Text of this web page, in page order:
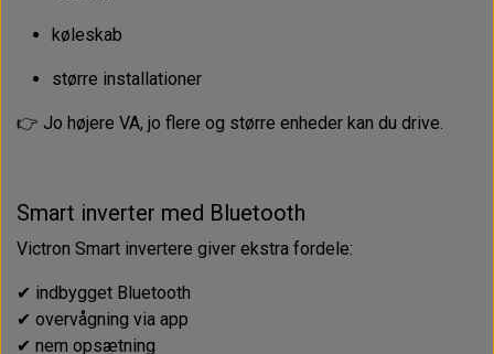
køleskab
større installationer
👉 Jo højere VA, jo flere og større enheder kan du drive.
Smart inverter med Bluetooth
Victron Smart invertere giver ekstra fordele:
✔ indbygget Bluetooth
✔ overvågning via app
✔ nem opsætning